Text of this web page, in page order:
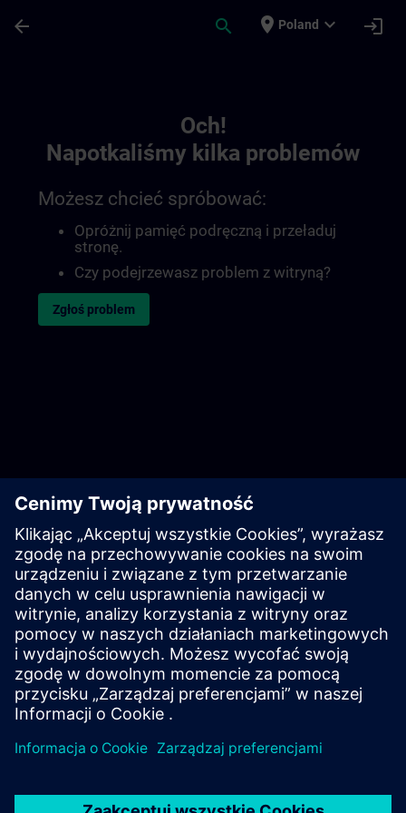
arrow_back search place Poland expand_more login
Och!
Napotkaliśmy kilka problemów
Możesz chcieć spróbować:
Opróżnij pamięć podręczną i przeładuj
stronę.
Czy podejrzewasz problem z witryną?
Zgłoś problem